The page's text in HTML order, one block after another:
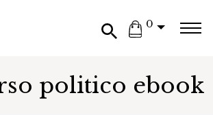
0
politico ebook